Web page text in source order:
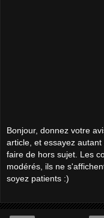
Bonjour, donnez votre
article, et essayez
faire de hors sujet. Les
modérés, ils ne
soyez patients :)